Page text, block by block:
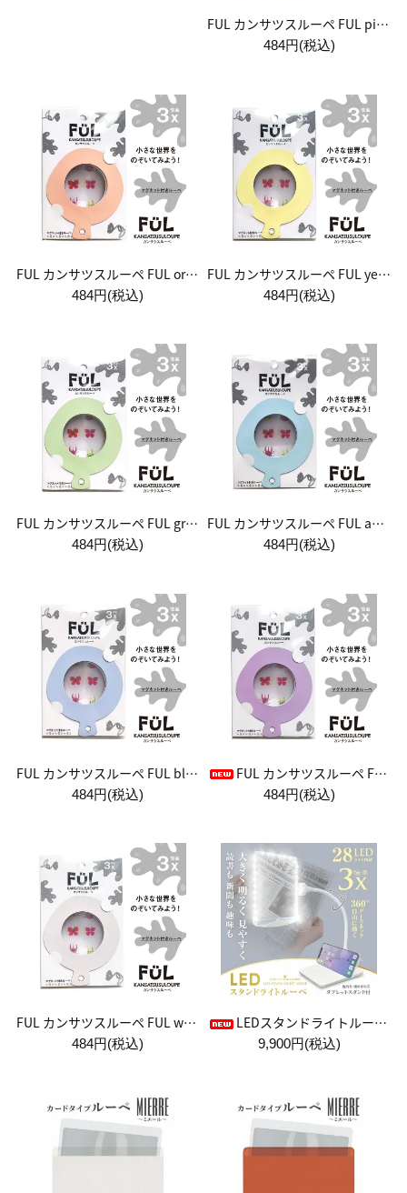
FUL カンサツスルーペ FUL pink sugar
484円(税込)
FUL カンサツスルーペ FUL orange sugar
484円(税込)
FUL カンサツスルーペ FUL yellow sugar
484円(税込)
FUL カンサツスルーペ FUL green sugar
484円(税込)
FUL カンサツスルーペ FUL aqua sugar
484円(税込)
FUL カンサツスルーペ FUL blue sugar
484円(税込)
FUL カンサツスルーペ FUL purple sugar
484円(税込)
FUL カンサツスルーペ FUL white sugar
484円(税込)
LEDスタンドライトルーペ【アイボリー】
9,900円(税込)